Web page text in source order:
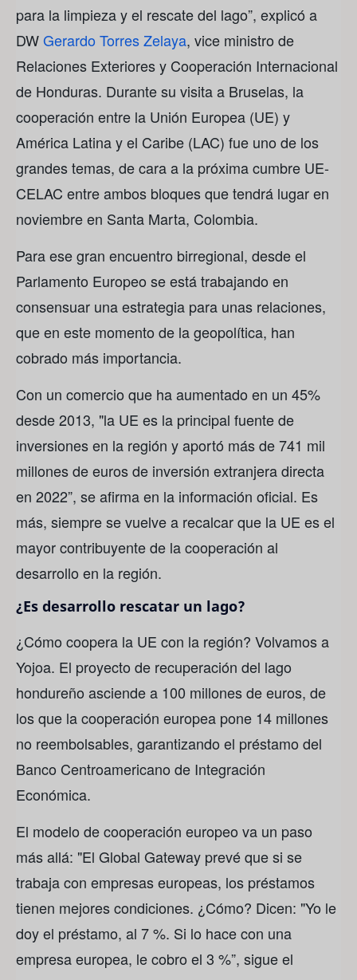
para la limpieza y el rescate del lago”, explicó a
DWGerardo Torres Zelaya, vice ministro de
Relaciones Exteriores y Cooperación Internacional
de Honduras. Durante su visita a Bruselas, la
cooperación entre la Unión Europea (UE) y
América Latina y el Caribe (LAC) fue uno de los
grandes temas, de cara a la próxima cumbre UE-
CELAC entre ambos bloques que tendrá lugar en
noviembre en Santa Marta, Colombia.
Para ese gran encuentro birregional, desde el
Parlamento Europeo se está trabajando en
consensuar una estrategia para unas relaciones,
que en este momento de la geopolítica, han
cobrado más importancia.
Con un comercio que ha aumentado en un 45%
desde 2013, "la UE es la principal fuente de
inversiones en la región y aportó más de 741 mil
millones de euros de inversión extranjera directa
en 2022”, se afirma en la información oficial. Es
más, siempre se vuelve a recalcar que la UE es el
mayor contribuyente de la cooperación al
desarrollo en la región.
¿Es desarrollo rescatar un lago?
¿Cómo coopera la UE con la región? Volvamos a
Yojoa. El proyecto de recuperación del lago
hondureño asciende a 100 millones de euros, de
los que la cooperación europea pone 14 millones
no reembolsables, garantizando el préstamo del
Banco Centroamericano de Integración
Económica.
El modelo de cooperación europeo va un paso
más allá: "El Global Gateway prevé que si se
trabaja con empresas europeas, los préstamos
tienen mejores condiciones. ¿Cómo? Dicen: "Yo le
doy el préstamo, al 7 %. Si lo hace con una
empresa europea, le cobro el 3 %”, sigue el